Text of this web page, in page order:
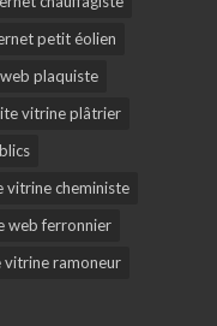
petit éolien
plaquiste
vitrine plâtrier
vitrine cheministe
web ferronnier
vitrine ramoneur